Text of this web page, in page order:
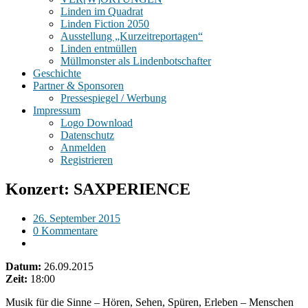
Linden im Quadrat
Linden Fiction 2050
Ausstellung „Kurzeitreportagen“
Linden entmüllen
Müllmonster als Lindenbotschafter
Geschichte
Partner & Sponsoren
Pressespiegel / Werbung
Impressum
Logo Download
Datenschutz
Anmelden
Registrieren
Konzert: SAXPERIENCE
26. September 2015
0 Kommentare
Datum: 26.09.2015
Zeit: 18:00
Musik für die Sinne – Hören, Sehen, Spüren, Erleben – Menschen